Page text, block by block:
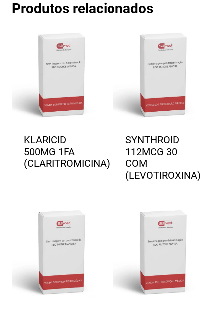
Produtos relacionados
KLARICID
500MG 1FA
(CLARITROMICINA)
SYNTHROID
112MCG 30
COM
(LEVOTIROXINA)